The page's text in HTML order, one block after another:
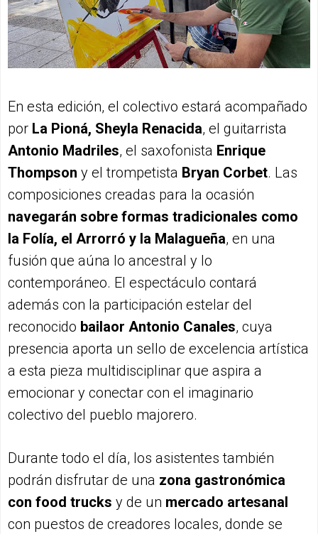
En esta edición, el colectivo estará acompañado
por La Pioná, Sheyla Renacida, el guitarrista
Antonio Madriles, el saxofonista Enrique
Thompson y el trompetista Bryan Corbet. Las
composiciones creadas para la ocasión
navegarán sobre formas tradicionales como
la Folía, el Arrorró y la Malagueña, en una
fusión que aúna lo ancestral y lo
contemporáneo. El espectáculo contará
además con la participación estelar del
reconocido bailaor Antonio Canales, cuya
presencia aporta un sello de excelencia artística
a esta pieza multidisciplinar que aspira a
emocionar y conectar con el imaginario
colectivo del pueblo majorero.
Durante todo el día, los asistentes también
podrán disfrutar de una zona gastronómica
con food trucks y de un mercado artesanal
con puestos de creadores locales, donde se